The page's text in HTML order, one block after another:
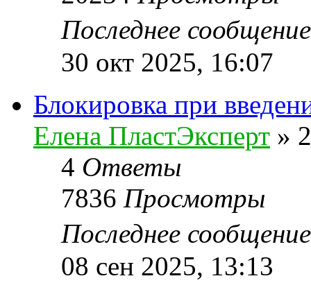
Последнее
30 окт 2025, 16:07
Блокировка при
Елена ПластЭксперт »
4 Ответы
7836 Просмотры
Последнее
08 сен 2025, 13:13